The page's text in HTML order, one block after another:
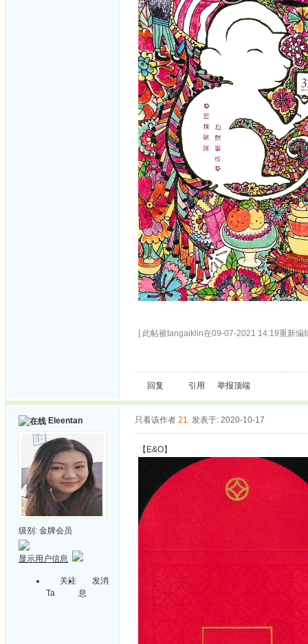
[ 此帖被tangaiklin在09-07-2021 14:19重新编
回复 引用 举报顶端
Eleentan
级别: 金牌会员
显示用户信息
关注
Ta
发消
息
只看该作者 21 发表于: 2020-10-17
【E&O】